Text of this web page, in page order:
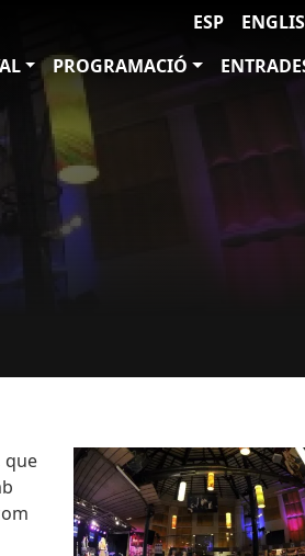
ESP
PROGRAMACIÓ
que
Imatges
Image